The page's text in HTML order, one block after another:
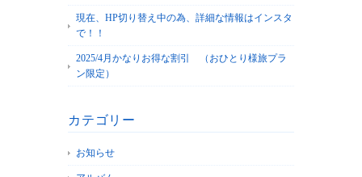
現在、HP切り替え中の為、詳細な情報はインスタ
で！！
2025/4月かなりお得な割引 （おひとり様旅プラ
ン限定）
カテゴリー
お知らせ